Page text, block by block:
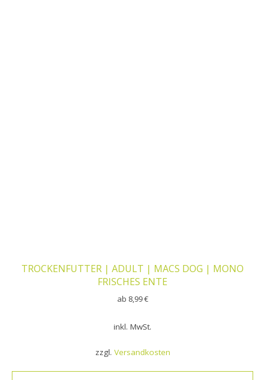
TROCKENFUTTER | ADULT | MACS DOG | MONO
FRISCHES ENTE
ab 8,99€
inkl. MwSt.
zzgl. Versandkosten